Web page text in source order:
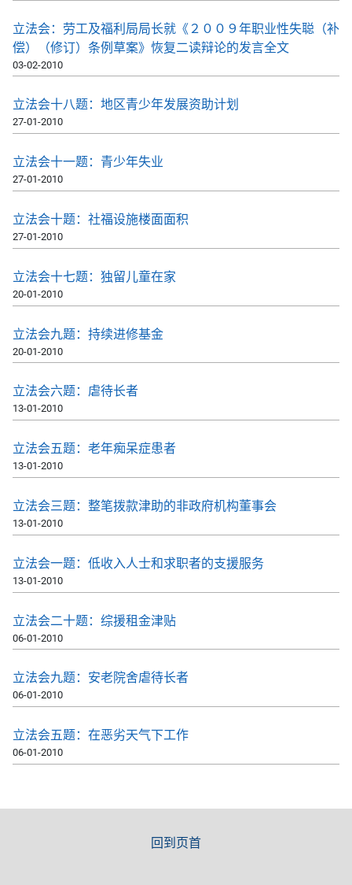
立法会：劳工及福利局局长就《２００９年职业性失聪（补
偿）（修订）条例草案》恢复二读辩论的发言全文
03-02-2010
立法会十八题：地区青少年发展资助计划
27-01-2010
立法会十一题：青少年失业
27-01-2010
立法会十题：社福设施楼面面积
27-01-2010
立法会十七题：独留儿童在家
20-01-2010
立法会九题：持续进修基金
20-01-2010
立法会六题：虐待长者
13-01-2010
立法会五题：老年痴呆症患者
13-01-2010
立法会三题：整笔拨款津助的非政府机构董事会
13-01-2010
立法会一题：低收入人士和求职者的支援服务
13-01-2010
立法会二十题：综援租金津贴
06-01-2010
立法会九题：安老院舍虐待长者
06-01-2010
立法会五题：在恶劣天气下工作
06-01-2010
回到页首